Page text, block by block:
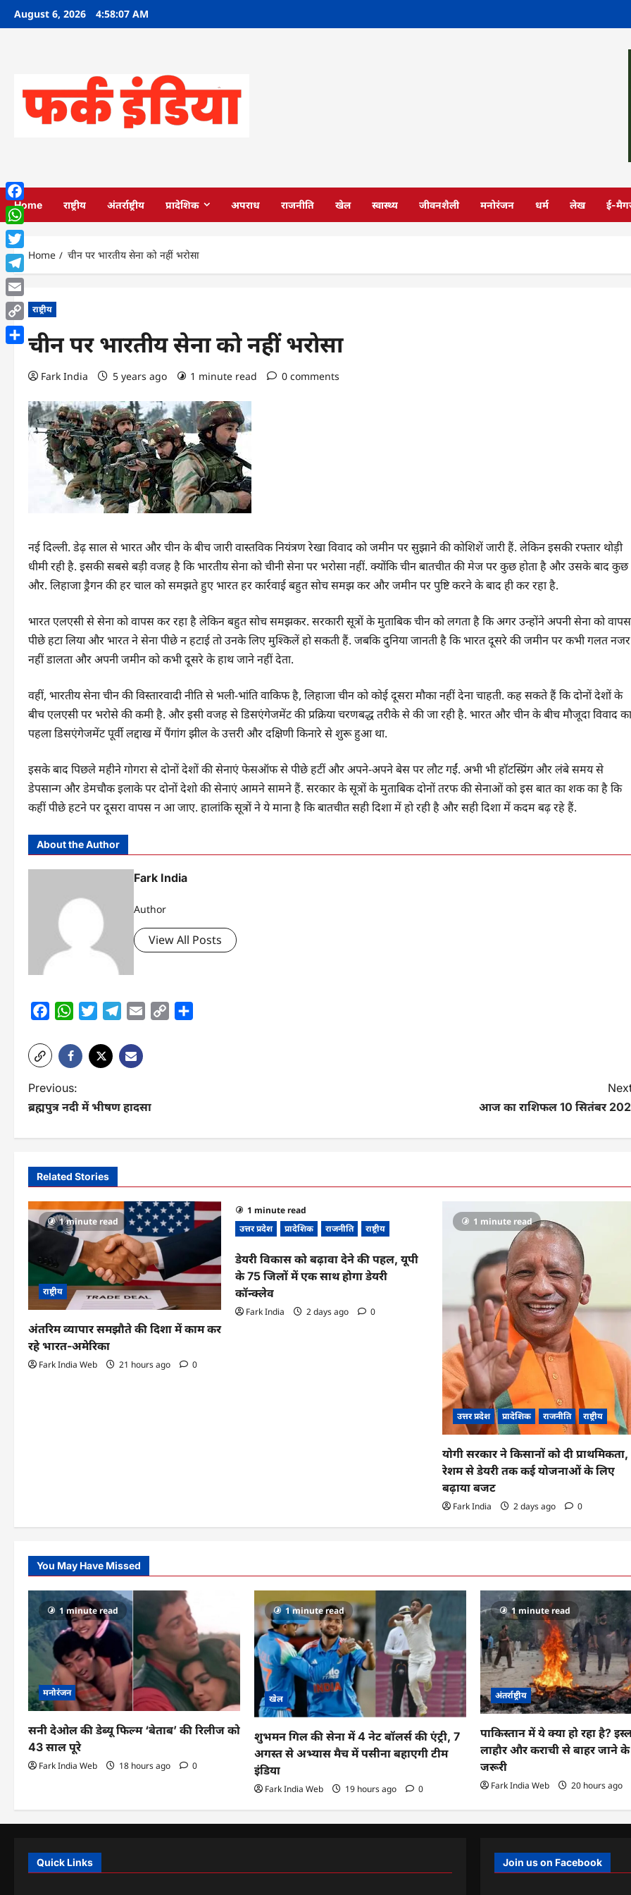
SkipAugust 6, 2026 4:58:08 AM
Home राष्ट्रीय अंतर्राष्ट्रीय प्रादेशिक अपराध राजनीति खेल स्वास्थ्य जीवनशैली मनोरंजन धर्म लेख ई-
Home चीन पर भारतीय सेना को नहीं भरोसा
राष्ट्रीय
चीन पर भारतीय सेना को नहीं भरोसा
Fark India 5 years ago 1 minute read 0 comments
नई दिल्ली. डेढ़ साल से भारत और चीन के बीच जारी वास्तविक नियंत्रण रेखा विवाद को जमीन पर सुझाने की कोशिशें जारी हैं. लेकिन इसकी रफ्तार थोड़ी
धीमी रही है. इसकी सबसे बड़ी वजह है कि भारतीय सेना को चीनी सेना पर भरोसा नहीं. क्योंकि चीन बातचीत की मेज पर कुछ होता है और उसके बाद कुछ
और. लिहाजा ड्रैगन की हर चाल को समझते हुए भारत हर कार्रवाई बहुत सोच समझ कर और जमीन पर पुष्टि करने के बाद ही कर रहा है.
भारत एलएसी से सेना को वापस कर रहा है लेकिन बहुत सोच समझकर. सरकारी सूत्रों के मुताबिक चीन को लगता है कि अगर उन्होंने अपनी सेना को वापस
पीछे हटा लिया और भारत ने सेना पीछे न हटाई तो उनके लिए मुश्किलें हो सकती हैं. जबकि दुनिया जानती है कि भारत दूसरे की जमीन पर कभी गलत नजर
नहीं डालता और अपनी जमीन को कभी दूसरे के हाथ जाने नहीं देता.
वहीं, भारतीय सेना चीन की विस्तारवादी नीति से भली-भांति वाकिफ है, लिहाजा चीन को कोई दूसरा मौका नहीं देना चाहती. कह सकते हैं कि दोनों देशों के
बीच एलएसी पर भरोसे की कमी है. और इसी वजह से डिसएंगेजमेंट की प्रक्रिया चरणबद्ध तरीके से की जा रही है. भारत और चीन के बीच मौजूदा विवाद का
पहला डिसएंगेजमेंट पूर्वी लद्दाख में पैंगांग झील के उत्तरी और दक्षिणी किनारे से शुरू हुआ था.
इसके बाद पिछले महीने गोगरा से दोनों देशों की सेनाएं फेसऑफ से पीछे हटीं और अपने-अपने बेस पर लौट गईं. अभी भी हॉटस्प्रिंग और लंबे समय से
डेपसान्ग और डेमचौक इलाके पर दोनों देशो की सेनाएं आमने सामने हैं. सरकार के सूत्रों के मुताबिक दोनों तरफ की सेनाओं को इस बात का शक का है कि
कहीं पीछे हटने पर दूसरा वापस न आ जाए. हालांकि सूत्रों ने ये माना है कि बातचीत सही दिशा में हो रही है और सही दिशा में कदम बढ़ रहे हैं.
About the Author
Fark India
Author
View All Posts
FacebookWhatsAppTwitterTelegram
Email
Copy
P
o
s
t
n
a
v
i
g
a
t
i
Previous:
ब्रह्मपुत्र नदी में भीषण हादसा
आज का राशिफल 10 सितंबर
Related Stories
1 minute read
राष्ट्रीय
अंतरिम व्यापार समझौते की दिशा में काम कर
रहे भारत-अमेरिका
Fark India Web 21 hours ago 0
1 minute read
उत्तर प्रदेश
प्रादेशिक राजनीति राष्ट्रीय
डेयरी विकास को बढ़ावा देने की पहल, यूपी
के 75 जिलों में एक साथ होगा डेयरी
कॉन्क्लेव
Fark India 2 days ago 0
1 minute read
उत्तर प्रदेश प्रादेशिक राजनीति राष्ट्रीय
योगी सरकार ने किसानों को दी प्राथमिकता,
रेशम से डेयरी तक कई योजनाओं के लिए
बढ़ाया बजट
Fark India 2 days ago 0
You May Have Missed
1 minute read
मनोरंजन
सनी देओल की डेब्यू फिल्म ‘बेताब’ की रिलीज को
43 साल पूरे
Fark India Web 18 hours ago 0
1 minute read
खेल
शुभमन गिल की सेना में 4 नेट बॉलर्स की एंट्री, 7
अगस्त से अभ्यास मैच में पसीना बहाएगी टीम
इंडिया
Fark India Web 19 hours ago 0
1 minute read
अंतर्राष्ट्रीय
पाकिस्तान में ये क्या हो रहा है?
लाहौर और कराची से बाहर जाने
जरूरी
Fark India Web 20 hours ago
Quick Links Join us on Facebook
Facebook
WhatsApp
Twitter
Telegram
Email
Copy
Link
Share